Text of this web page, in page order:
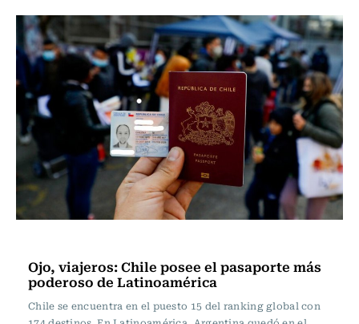
Ojo, viajeros: Chile posee el pasaporte más
poderoso de Latinoamérica
Chile se encuentra en el puesto 15 del ranking global con